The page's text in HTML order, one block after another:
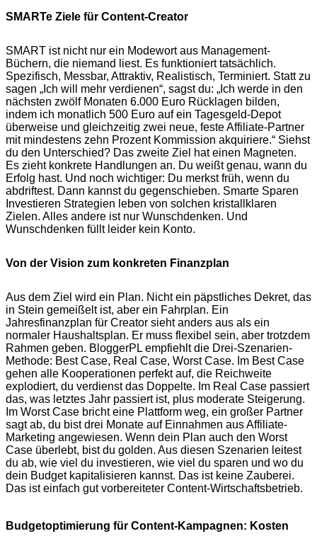
SMARTe Ziele für Content-Creator
SMART ist nicht nur ein Modewort aus Management-
Büchern, die niemand liest. Es funktioniert tatsächlich.
Spezifisch, Messbar, Attraktiv, Realistisch, Terminiert. Statt zu
sagen „Ich will mehr verdienen“, sagst du: „Ich werde in den
nächsten zwölf Monaten 6.000 Euro Rücklagen bilden,
indem ich monatlich 500 Euro auf ein Tagesgeld-Depot
überweise und gleichzeitig zwei neue, feste Affiliate-Partner
mit mindestens zehn Prozent Kommission akquiriere.“ Siehst
du den Unterschied? Das zweite Ziel hat einen Magneten.
Es zieht konkrete Handlungen an. Du weißt genau, wann du
Erfolg hast. Und noch wichtiger: Du merkst früh, wenn du
abdriftest. Dann kannst du gegenschieben. Smarte Sparen
Investieren Strategien leben von solchen kristallklaren
Zielen. Alles andere ist nur Wunschdenken. Und
Wunschdenken füllt leider kein Konto.
Von der Vision zum konkreten Finanzplan
Aus dem Ziel wird ein Plan. Nicht ein päpstliches Dekret, das
in Stein gemeißelt ist, aber ein Fahrplan. Ein
Jahresfinanzplan für Creator sieht anders aus als ein
normaler Haushaltsplan. Er muss flexibel sein, aber trotzdem
Rahmen geben. BloggerPL empfiehlt die Drei-Szenarien-
Methode: Best Case, Real Case, Worst Case. Im Best Case
gehen alle Kooperationen perfekt auf, die Reichweite
explodiert, du verdienst das Doppelte. Im Real Case passiert
das, was letztes Jahr passiert ist, plus moderate Steigerung.
Im Worst Case bricht eine Plattform weg, ein großer Partner
sagt ab, du bist drei Monate auf Einnahmen aus Affiliate-
Marketing angewiesen. Wenn dein Plan auch den Worst
Case überlebt, bist du golden. Aus diesen Szenarien leitest
du ab, wie viel du investieren, wie viel du sparen und wo du
dein Budget kapitalisieren kannst. Das ist keine Zauberei.
Das ist einfach gut vorbereiteter Content-Wirtschaftsbetrieb.
Budgetoptimierung für Content-Kampagnen: Kosten